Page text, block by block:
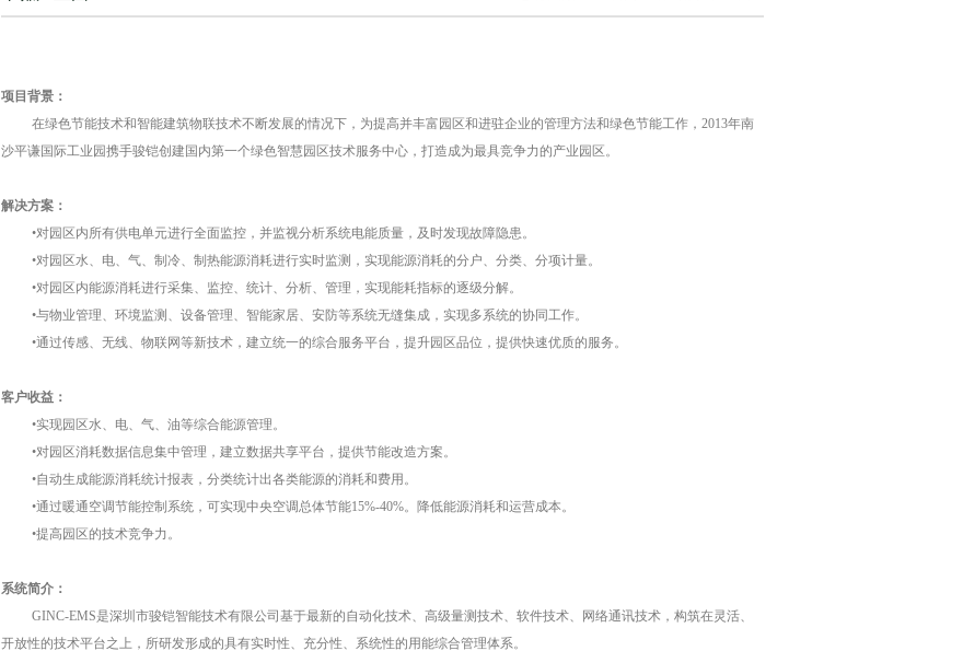
项目背景：
在绿色节能技术和智能建筑物联技术不断发展的情况下，为提高并丰富园区和进驻企业的管理方法和绿色节能工作， 2013年南
沙平谦国际工业园携手骏铠创建国内第一个绿色智慧园区技术服务中心，打造成为最具竞争力的产业园区。
解决方案：
•对园区内所有供电单元进行全面监控，并监视分析系统电能质量，及时发现故障隐患。
•对园区水、电、气、制冷、制热能源消耗进行实时监测，实现能源消耗的分户、分类、分项计量。
•对园区内能源消耗进行采集、监控、统计、分析、管理，实现能耗指标的逐级分解。
•与物业管理、环境监测、设备管理、智能家居、安防等系统无缝集成，实现多系统的协同工作。
•通过传感、无线、物联网等新技术，建立统一的综合服务平台，提升园区品位，提供快速优质的服务。
客户收益：
•实现园区水、电、气、油等综合能源管理。
•对园区消耗数据信息集中管理，建立数据共享平台，提供节能改造方案。
•自动生成能源消耗统计报表，分类统计出各类能源的消耗和费用。
•通过暖通空调节能控制系统，可实现中央空调总体节能15%-40%。降低能源消耗和运营成本。
•提高园区的技术竞争力。
系统简介：
GINC-EMS是深圳市骏铠智能技术有限公司基于最新的自动化技术、高级量测技术、软件技术、网络通讯技术，构筑在灵活、
开放性的技术平台之上，所研发形成的具有实时性、充分性、系统性的用能综合管理体系。